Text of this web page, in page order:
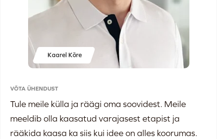
Kaarel Kõre
VÕTA ÜHENDUST
Tule meile külla ja räägi oma soovidest. Meile
meeldib olla kaasatud varajasest etapist ja
rääkida kaasa ka siis kui idee on alles koorumas.